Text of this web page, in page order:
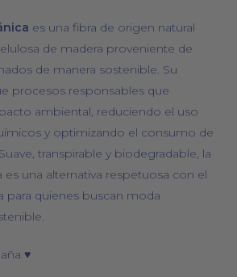
es una fibra de origen natural
de madera proveniente de
de manera sostenible. Su
procesos responsables que
ambiental, reduciendo el uso
y optimizando el consumo de
transpirable y biodegradable, la
es una alternativa respetuosa con el
para quienes buscan moda
♥